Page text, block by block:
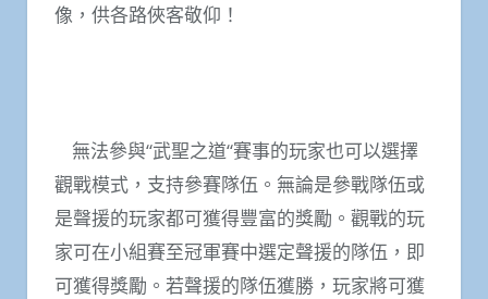
像，供各路俠客敬仰！
無法參與“武聖之道“賽事的玩家也可以選擇
觀戰模式，支持參賽隊伍。無論是參戰隊伍或
是聲援的玩家都可獲得豐富的獎勵。觀戰的玩
家可在小組賽至冠軍賽中選定聲援的隊伍，即
可獲得獎勵。若聲援的隊伍獲勝，玩家將可獲